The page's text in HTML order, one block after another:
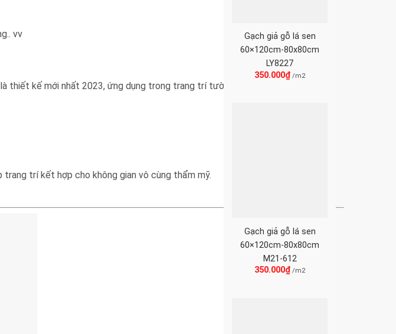
vv
kế mới nhất 2023, ứng dụng trong trang trí tường nhà tắm, bếp, quán bar,
trang trí kết hợp cho không gian vô cùng thẩm mỹ.
Gạch giả gỗ lá sen
60×120cm-80x80cm
LY8227
350.000₫/m2
Gạch giả gỗ lá sen
60×120cm-80x80cm
M21-612
350.000₫ /m2